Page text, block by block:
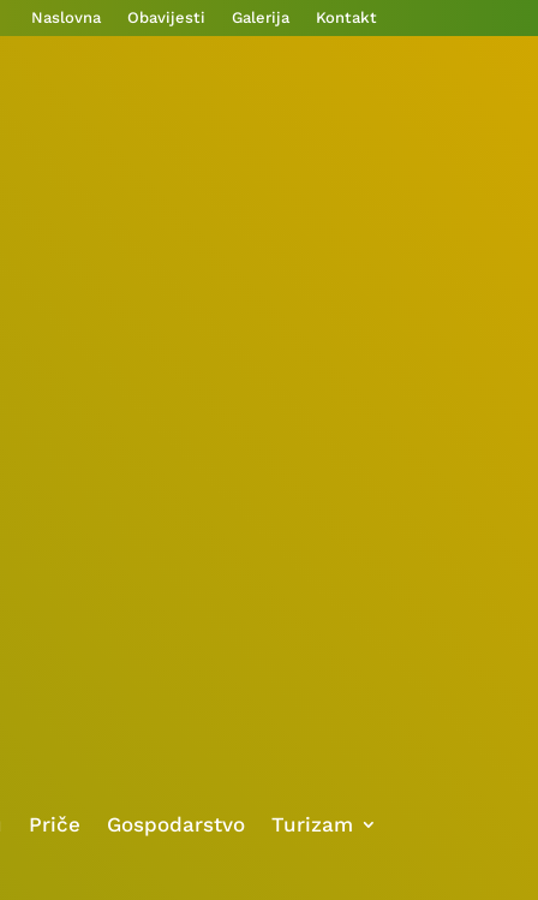
Naslovna Obavijesti Galerija Kontakt
Priče Gospodarstvo Turizam